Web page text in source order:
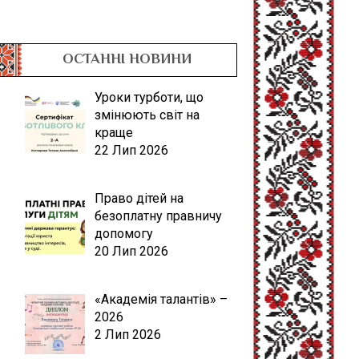
ОСТАННІ НОВИНИ
Уроки турботи, що
змінюють світ на
краще
22 Лип 2026
Право дітей на
безоплатну правничу
допомогу
20 Лип 2026
«Академія талантів» –
2026
2 Лип 2026